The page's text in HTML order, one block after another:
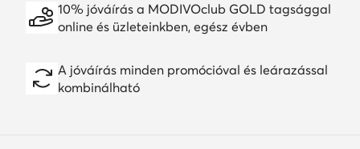
10% jóváírás a MODIVOclub GOLD tagsággal
online és üzleteinkben, egész évben
A jóváírás minden promócióval és leárazással
kombinálható